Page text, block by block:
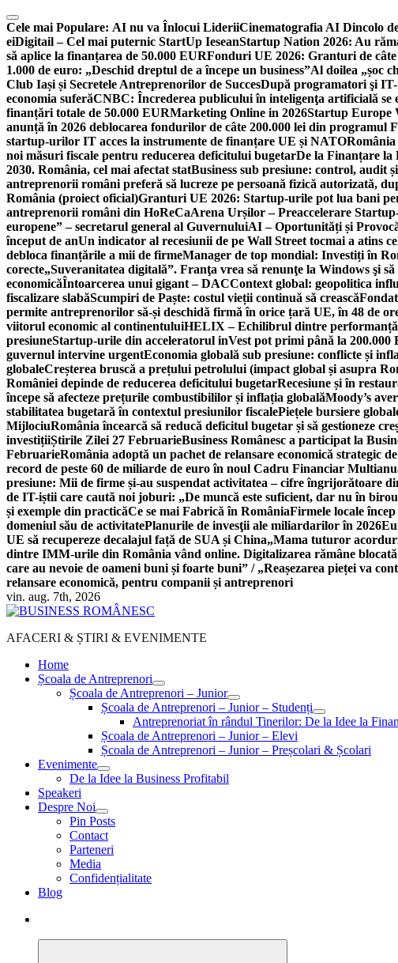
Skip
to
content
Cele mai Populare: AI nu va Înlocui LideriiCinematografia AI Dincolo
eiDigitail – Cel mai puternic StartUp IeseanStartup Nation 2026: Au
să aplice la finanțarea de 50.000 EURFonduri UE 2026: Granturi de
1.000 de euro: „Deschid dreptul de a începe un business”Al doilea „șoc
Club Iași și Secretele Antreprenorilor de SuccesDupă programatori şi
economia suferăCNBC: Încrederea publicului în inteligenţa artificială se
finanțări totale de 50.000 EURMarketing Online in 2026Startup Europe
anunță în 2026 deblocarea fondurilor de câte 200.000 lei din
startup-urilor IT acces la instrumente de finanțare UE și NATO
noi măsuri fiscale pentru reducerea deficitului bugetarDe la Finanțare la
2030. România, cel mai afectat statBusiness sub presiune: control, audit
antreprenorii români preferă să lucreze pe persoană fizică autorizată,
România (proiect oficial)Granturi UE 2026: Startup-urile pot lua bani
antreprenorii români din HoReCaArena Urșilor – Preaccelerare
europene” – secretarul general al GuvernuluiAI – Oportunități și
început de anUn indicator al recesiunii de pe Wall Street tocmai a atins
debloca finanțările a mii de firmeManager de top mondial: Investiți în
corecte„Suveranitatea digitală”. Franţa vrea să renunţe la Windows şi
economicăÎntoarcerea unui gigant – DACContext global: geopolitica
fiscalizare slabăScumpiri de Paște: costul vieții continuă să crească
permite antreprenorilor să-și deschidă firmă în orice țară UE, în 48 de
viitorul economic al continentuluiHELIX – Echilibrul dintre performanță
presiuneStartup-urile din acceleratorul inVest pot primi până la
guvernul intervine urgentEconomia globală sub presiune: conflicte și
globaleCreșterea bruscă a prețului petrolului (impact global și asupra
României depinde de reducerea deficitului bugetarRecesiune și în
începe să afecteze prețurile combustibililor și inflația globalăMoody’s
stabilitatea bugetară în contextul presiunilor fiscalePiețele bursiere
MijlociuRomânia încearcă să reducă deficitul bugetar și să gestioneze
investițiiȘtirile Zilei 27 FebruarieBusiness Românesc a participat la
FebruarieRomânia adoptă un pachet de relansare economică strategic
record de peste 60 de miliarde de euro în noul Cadru Financiar
presiune: Mii de firme și-au suspendat activitatea – cifre îngrijorătoare
de IT-iștii care caută noi joburi: „De muncă este suficient, dar nu în
și exemple din practicăCe se mai Fabrică în RomâniaFirmele locale
domeniul său de activitatePlanurile de invesţii ale miliardarilor în 2026
UE să recupereze decalajul față de SUA și China„Mama tuturor
dintre IMM-urile din România vând online. Digitalizarea rămâne
care au nevoie de oameni buni și foarte buni” / „Reașezarea pieței va
relansare economică, pentru companii și antreprenori
vin. aug. 7th, 2026
AFACERI & ȘTIRI & EVENIMENTE
Home
Școala de Antreprenori
Școala de Antreprenori – Junior
Școala de Antreprenori – Junior – Studenți
Antreprenoriat în rândul Tinerilor: De la Idee la
Școala de Antreprenori – Junior – Elevi
Școala de Antreprenori – Junior – Preșcolari & Școlari
Evenimente
De la Idee la Business Profitabil
Speakeri
Despre Noi
Pin Posts
Contact
Parteneri
Media
Confidențialitate
Blog